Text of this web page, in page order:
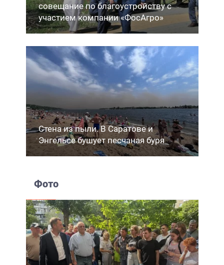
совещание по благоустройству с
участием компании «ФосАгро»
Стена из пыли. В Саратове и
Энгельсе бушует песчаная буря
Фото